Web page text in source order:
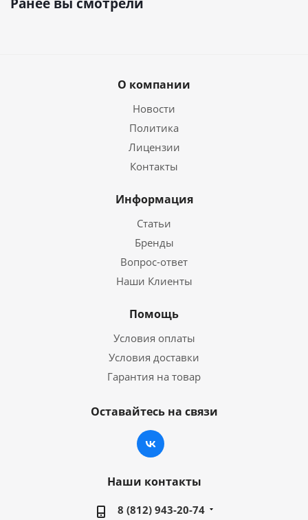
О компании
Новости
Политика
Лицензии
Контакты
Информация
Статьи
Бренды
Вопрос-ответ
Наши Клиенты
Помощь
Условия оплаты
Условия доставки
Гарантия на товар
Оставайтесь на связи
Наши контакты
8 (812) 943-20-74